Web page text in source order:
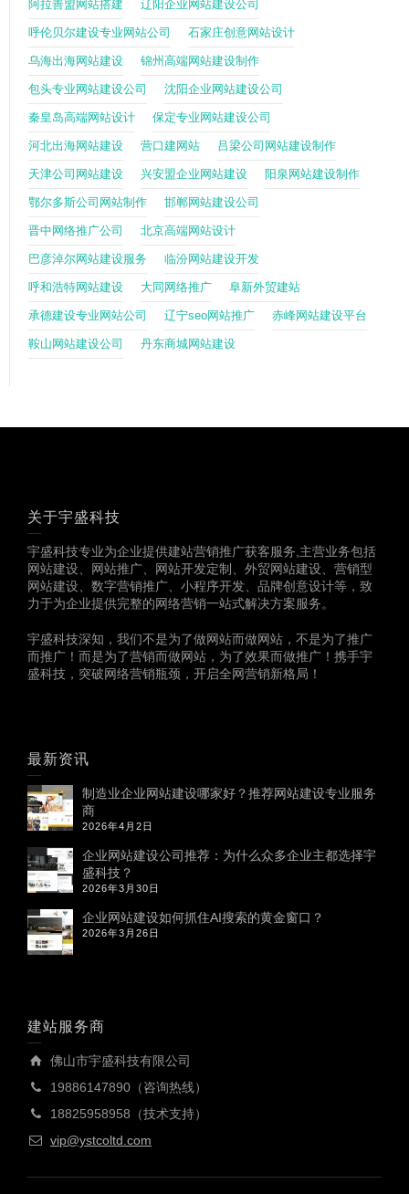
阿拉善盟网站搭建 辽阳企业网站建设公司
呼伦贝尔建设专业网站公司 石家庄创意网站设计
乌海出海网站建设 锦州高端网站建设制作
包头专业网站建设公司 沈阳企业网站建设公司
秦皇岛高端网站设计 保定专业网站建设公司
河北出海网站建设 营口建网站 吕梁公司网站建设制作
天津公司网站建设 兴安盟企业网站建设 阳泉网站建设制作
鄂尔多斯公司网站制作 邯郸网站建设公司
晋中网络推广公司 北京高端网站设计
巴彦淖尔网站建设服务 临汾网站建设开发
呼和浩特网站建设 大同网络推广 阜新外贸建站
承德建设专业网站公司 辽宁seo网站推广 赤峰网站建设平台
鞍山网站建设公司 丹东商城网站建设
关于宇盛科技
宇盛科技专业为企业提供建站营销推广获客服务,主营业务包括
网站建设、网站推广、网站开发定制、外贸网站建设、营销型
网站建设、数字营销推广、小程序开发、品牌创意设计等，致
力于为企业提供完整的网络营销一站式解决方案服务。
宇盛科技深知，我们不是为了做网站而做网站，不是为了推广
而推广！而是为了营销而做网站，为了效果而做推广！携手宇
盛科技，突破网络营销瓶颈，开启全网营销新格局！
最新资讯
制造业企业网站建设哪家好？推荐网站建设专业服务
商
2026年4月2日
企业网站建设公司推荐：为什么众多企业主都选择宇
盛科技？
2026年3月30日
企业网站建设如何抓住AI搜索的黄金窗口？
2026年3月26日
建站服务商
佛山市宇盛科技有限公司
19886147890（咨询热线）
18825958958（技术支持）
vip@ystcoltd.com